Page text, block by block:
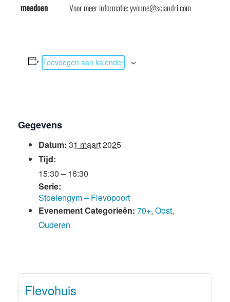
meedoen
Voor meer informatie: yvonne@sciandri.com
Toevoegen aan kalender
Gegevens
Datum: 31 maart 2025
Tijd:
15:30 – 16:30
Serie:
Stoelengym – Flevopoort
Evenement Categorieën: 70+, Oost,
Ouderen
Flevohuis